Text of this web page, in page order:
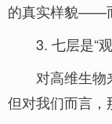
的真实样貌——
3. 七层是“
对高维生物
但对我们而言，